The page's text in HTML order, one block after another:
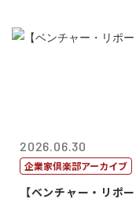
2026.06.30
企業家倶楽部アーカイブ
【ベンチャー・リポー